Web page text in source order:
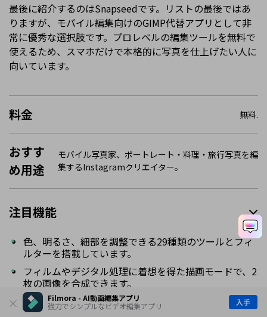
Filmora - AI動画編集アプリ
強力でシンプルなビデオ編集アプリ
入手
最後に紹介するのはSnapseedです。リストの最後ではあ
りますが、モバイル編集向けのGIMP代替アプリとして非
常に優秀な選択肢です。プロレベルの編集ツールを無料で
使えるため、スマホだけで本格的に写真を仕上げたい人に
向いています。
料金 無料.
おすす
め用途
モバイル写真家、ポートレート・料理・旅行写真を編
集するInstagramクリエイター。
注目機能
色、明るさ、細部を調整できる29種類のツールとフィ
ルターを搭載しています。
フィルムやデジタル処理に着想を得た描画モードで、2
枚の画像を合成できます。
JPGとRAWの両方に対応し、高品質な編集ができま
す。